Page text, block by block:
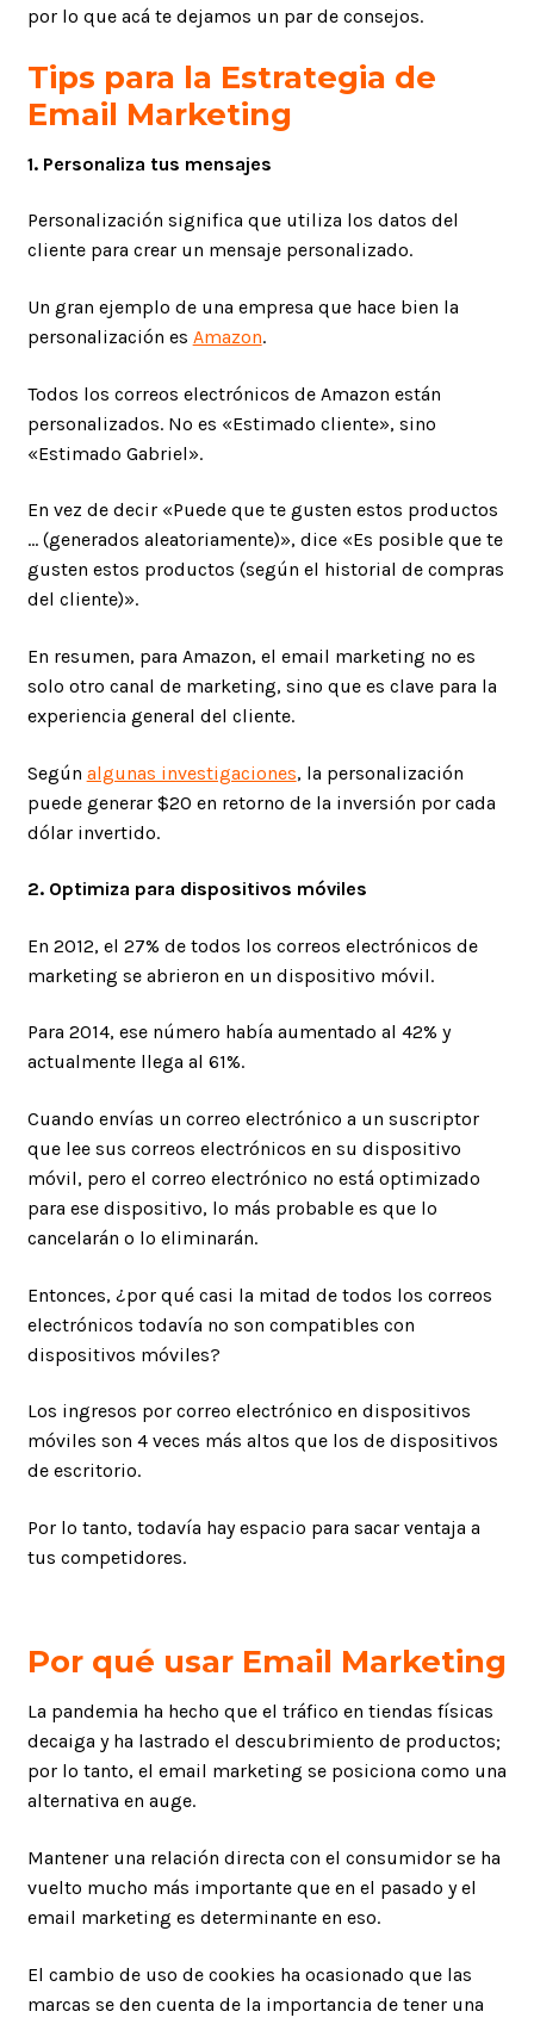
por lo que acá te dejamos un par de consejos.
Tips para la Estrategia de
Email Marketing
1. Personaliza tus mensajes
Personalización significa que utiliza los datos del
cliente para crear un mensaje personalizado.
Un gran ejemplo de una empresa que hace bien la
personalización es Amazon.
Todos los correos electrónicos de Amazon están
personalizados. No es «Estimado cliente», sino
«Estimado Gabriel».
En vez de decir «Puede que te gusten estos productos
… (generados aleatoriamente)», dice «Es posible que te
gusten estos productos (según el historial de compras
del cliente)».
En resumen, para Amazon, el email marketing no es
solo otro canal de marketing, sino que es clave para la
experiencia general del cliente.
Según algunas investigaciones, la personalización
puede generar $20 en retorno de la inversión por cada
dólar invertido.
2. Optimiza para dispositivos móviles
En 2012, el 27% de todos los correos electrónicos de
marketing se abrieron en un dispositivo móvil.
Para 2014, ese número había aumentado al 42% y
actualmente llega al 61%.
Cuando envías un correo electrónico a un suscriptor
que lee sus correos electrónicos en su dispositivo
móvil, pero el correo electrónico no está optimizado
para ese dispositivo, lo más probable es que lo
cancelarán o lo eliminarán.
Entonces, ¿por qué casi la mitad de todos los correos
electrónicos todavía no son compatibles con
dispositivos móviles?
Los ingresos por correo electrónico en dispositivos
móviles son 4 veces más altos que los de dispositivos
de escritorio.
Por lo tanto, todavía hay espacio para sacar ventaja a
tus competidores.
Por qué usar Email Marketing
La pandemia ha hecho que el tráfico en tiendas físicas
decaiga y ha lastrado el descubrimiento de productos;
por lo tanto, el email marketing se posiciona como una
alternativa en auge.
Mantener una relación directa con el consumidor se ha
vuelto mucho más importante que en el pasado y el
email marketing es determinante en eso.
El cambio de uso de cookies ha ocasionado que las
marcas se den cuenta de la importancia de tener una